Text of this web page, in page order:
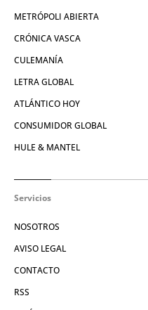
METRÓPOLI ABIERTA
CRÓNICA VASCA
CULEMANÍA
LETRA GLOBAL
ATLÁNTICO HOY
CONSUMIDOR GLOBAL
HULE & MANTEL
Servicios
NOSOTROS
AVISO LEGAL
CONTACTO
RSS